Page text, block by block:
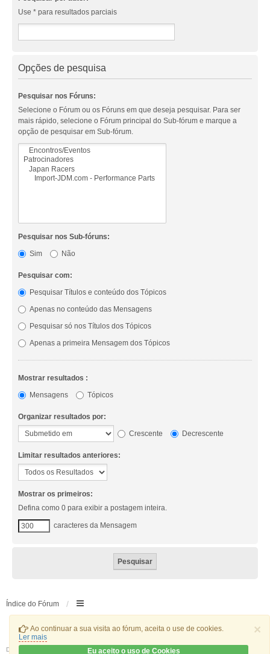
×
Ao continuar a sua visita ao fórum, aceita o use de cookies.
Ler mais
Eu aceito o uso de Cookies
Use * para resultados parciais
Opções de pesquisa
Pesquisar nos Fóruns:
Selecione o Fórum ou os Fóruns em que deseja pesquisar. Para ser
mais rápido, selecione o Fórum principal do Sub-fórum e marque a
opção de pesquisar em Sub-fórum.
Pesquisar nos Sub-fóruns:
Sim
Não
Pesquisar com:
Pesquisar Títulos e conteúdo dos Tópicos
Apenas no conteúdo das Mensagens
Pesquisar só nos Títulos dos Tópicos
Apenas a primeira Mensagem dos Tópicos
Mostrar resultados :
Mensagens
Tópicos
Organizar resultados por:
Crescente
Decrescente
Limitar resultados anteriores:
Mostrar os primeiros:
Defina como 0 para exibir a postagem inteira.
caracteres da Mensagem
Índice do Fórum
Desenvolvido por ® Forum Software © phpBB Limited